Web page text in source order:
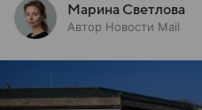
Марина Светлова
Автор Новости Mail